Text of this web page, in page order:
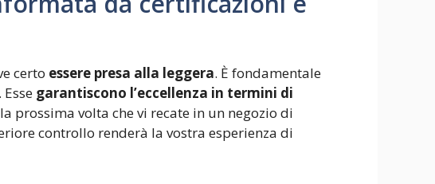
certo essere presa alla leggera. È fondamentale
garantiscono l’eccellenza in termini di
prossima volta che vi recate in un negozio di
controllo renderà la vostra esperienza di